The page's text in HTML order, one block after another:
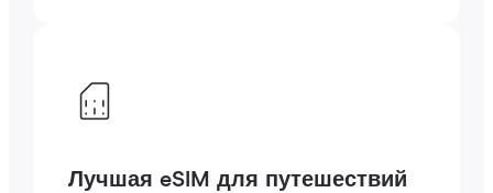
Лучшая eSIM для путешествий